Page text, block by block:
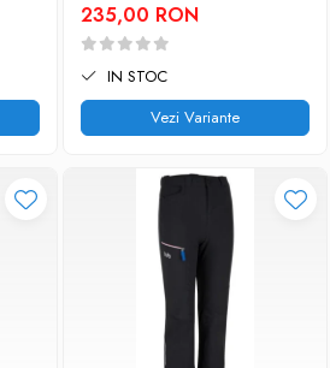
235,00 RON
IN STOC
Vezi Variante